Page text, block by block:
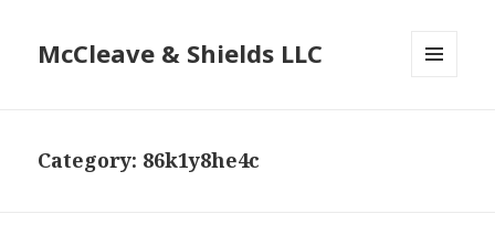
McCleave & Shields LLC
Category: 86k1y8he4c